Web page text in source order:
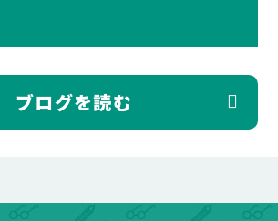
ブログを読む